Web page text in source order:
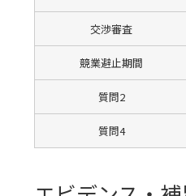
交渉審査
競業避止期間
質問2
質問4